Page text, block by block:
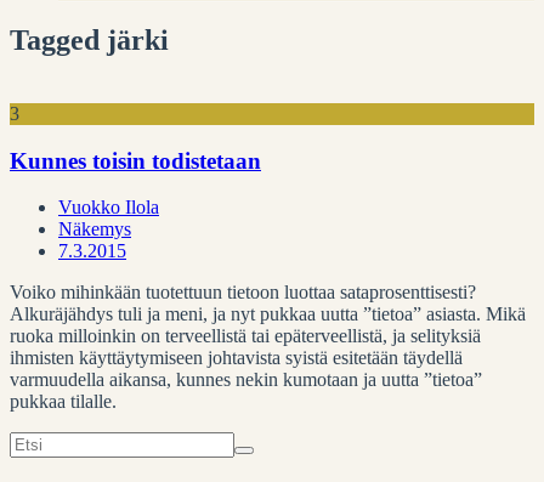
Tagged järki
3
Kunnes toisin todistetaan
Vuokko Ilola
Näkemys
7.3.2015
Voiko mihinkään tuotettuun tietoon luottaa sataprosenttisesti?
Alkuräjähdys tuli ja meni, ja nyt pukkaa uutta ”tietoa” asiasta. Mikä
ruoka milloinkin on terveellistä tai epäterveellistä, ja selityksiä
ihmisten käyttäytymiseen johtavista syistä esitetään täydellä
varmuudella aikansa, kunnes nekin kumotaan ja uutta ”tietoa”
pukkaa tilalle.
Search
for: